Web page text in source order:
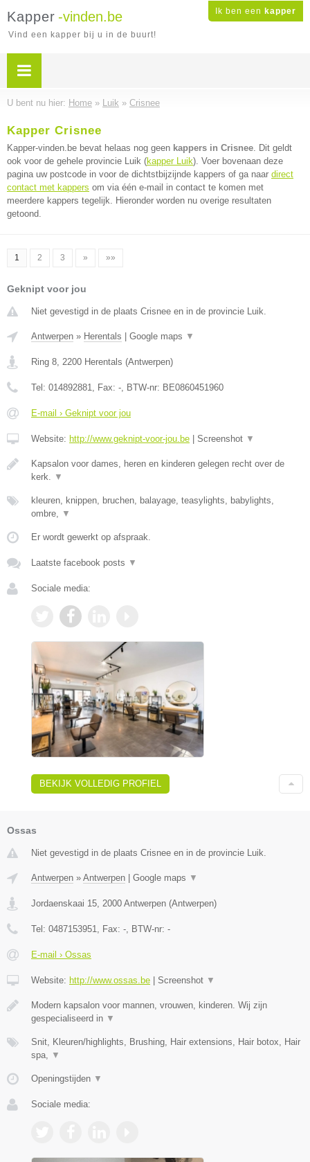
Ik ben een kapper
Kapper -vinden.be
Vind een kapper bij u in de buurt!
U bent nu hier: Home » Luik » Crisnee
Kapper Crisnee
Kapper-vinden.be bevat helaas nog geen kappers in Crisnee. Dit geldt
ook voor de gehele provincie Luik (kapper Luik). Voer bovenaan deze
pagina uw postcode in voor de dichtstbijzijnde kappers of ga naar direct
contact met kappers om via één e-mail in contact te komen met
meerdere kappers tegelijk. Hieronder worden nu overige resultaten
getoond.
1 2 3 » »»
Geknipt voor jou
Niet gevestigd in de plaats Crisnee en in de provincie Luik.
Antwerpen » Herentals Google maps ▼
Ring 8, 2200 Herentals (Antwerpen)
Tel: 014892881, Fax: -, BTW-nr: BE0860451960
E-mail › Geknipt voor jou
Website: http://www.geknipt-voor-jou.be Screenshot ▼
Kapsalon voor dames, heren en kinderen gelegen recht over de
kerk. ▼
kleuren, knippen, bruchen, balayage, teasylights, babylights,
ombre, ▼
Er wordt gewerkt op afspraak.
Laatste facebook posts ▼
Sociale media:
BEKIJK VOLLEDIG PROFIEL
Ossas
Niet gevestigd in de plaats Crisnee en in de provincie Luik.
Antwerpen » Antwerpen | Google maps ▼
Jordaenskaai 15 2000 Antwerpen (Antwerpen)
Tel: 0487153951 , Fax: - , BTW-nr: -
E-mail › Ossas
Website: http://www.ossas.be | Screenshot ▼
Modern kapsalon voor mannen, vrouwen, kinderen. Wij zijn
gespecialiseerd in ▼
Snit, Kleuren/highlights, Brushing, Hair extensions, Hair botox, Hair
spa,
▼
Openingstijden ▼
Sociale media: